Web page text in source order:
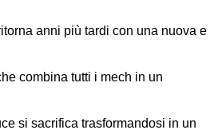
anni più tardi con una nuova e
combina tutti i mech in un
si sacrifica trasformandosi in un